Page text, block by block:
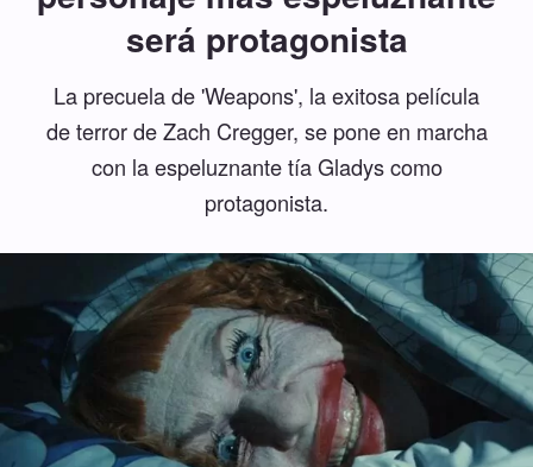
será protagonista
La precuela de 'Weapons', la exitosa película
de terror de Zach Cregger, se pone en marcha
con la espeluznante tía Gladys como
protagonista.